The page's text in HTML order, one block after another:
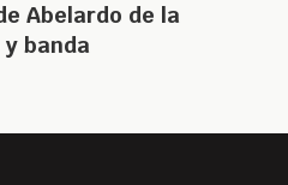
Abelardo de la
banda